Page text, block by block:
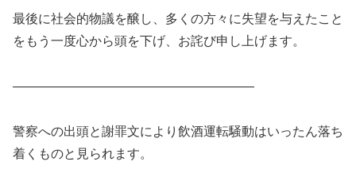
最後に社会的物議を醸し、多くの方々に失望を与えたこと
をもう一度心から頭を下げ、お詫び申し上げます。
———————————————————
警察への出頭と謝罪文により飲酒運転騒動はいったん落ち
着くものと見られます。